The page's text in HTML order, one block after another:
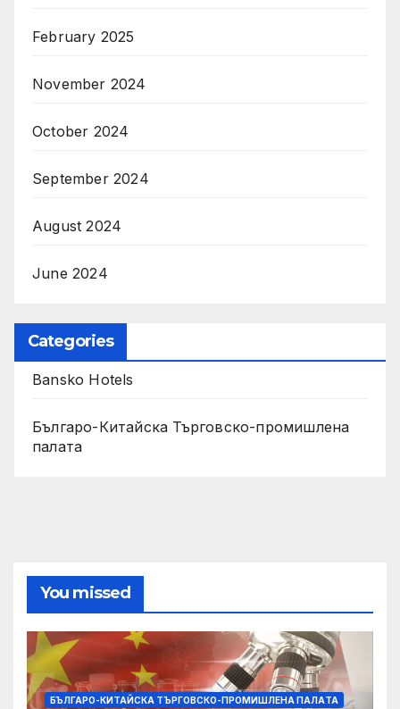
February 2025
November 2024
October 2024
September 2024
August 2024
June 2024
Categories
Bansko Hotels
Българо-Китайска Търговско-промишлена
палaта
You missed
БЪЛГАРО-КИТАЙСКА ТЪРГОВСКО-ПРОМИШЛЕНА ПАЛAТА